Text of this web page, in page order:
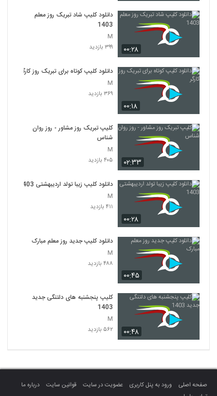
۰۰:۲۸
دانلود کلیپ شاد تبریک روز معلم
1403
M
۳۹۹ بازدید
۰۰:۱۸
دانلود کلیپ کوتاه برای تبریک روز کارگر
M
۳۶۹ بازدید
۰۲:۳۳
کلیپ تبریک روز مشاور - روز روان
شناس
M
۴۰۵ بازدید
۰۰:۲۸
دانلود کلیپ زیبا تولد اردیبهشتی 1403
M
۴۱۱ بازدید
۰۰:۴۵
دانلود کلیپ جدید روز معلم مبارک
M
۴۸۸ بازدید
۰۰:۴۸
کلیپ پنجشنبه های دلتنگی جدید
1403
M
۵۶۲ بازدید
صفحه اصلی ورود به پنل کاربری عضویت در سایت قوانین سایت
درباره ما